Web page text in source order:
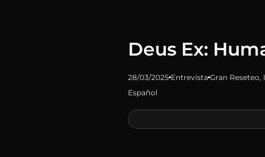
Deus Ex:
28/03/2025 Entrevista Gran Reseteo,
Español